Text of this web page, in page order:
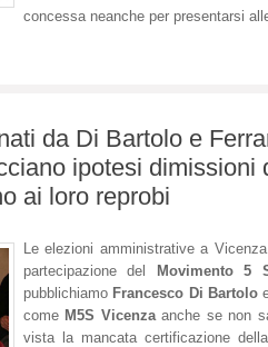
concessa neanche per presentarsi
da Di Bartolo e
ipotesi dimissioni
ai loro reprobi
Le elezioni amministrative a
partecipazione del
Movimento 5
pubblichiamo Francesco Di Bartolo
come M5S Vicenzaanche se non
vista la mancata certificazione